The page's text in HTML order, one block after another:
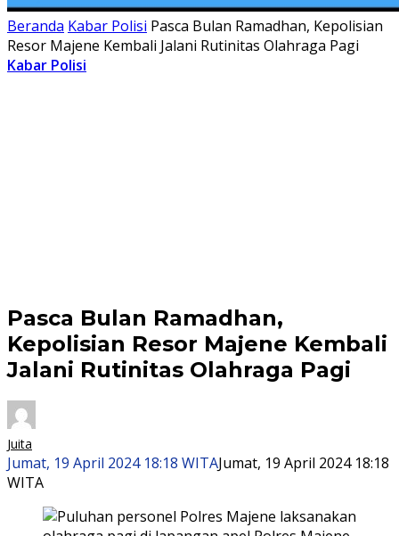
Beranda Kabar Polisi Pasca Bulan Ramadhan, Kepolisian
Resor Majene Kembali Jalani Rutinitas Olahraga Pagi
Kabar Polisi
Pasca Bulan Ramadhan,
Kepolisian Resor Majene Kembali
Jalani Rutinitas Olahraga Pagi
Juita
Jumat, 19 April 2024 18:18 WITAJumat, 19 April 2024 18:18
WITA